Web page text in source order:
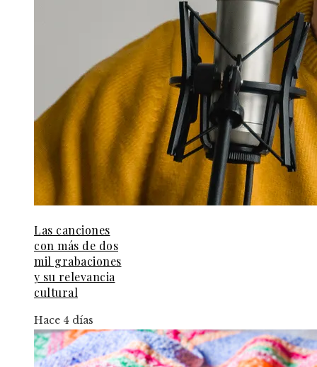
Las canciones
con más de dos
mil grabaciones
y su relevancia
cultural
Hace 4 días